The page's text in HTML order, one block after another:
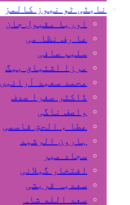
نایٹی ٹو نیوز کالمز
اوریا مقبول جان
عا رف نظا می
سلیم صافی
مرزا اشتیاق بیگ
محمد سعید آرائیں
ڈاکٹر صغرا صدف
واصف ناگی
عطا ء الحق قاسمی
ہارون الرشید
سجاد میر
افتخار گیلانی
سعدیہ قریشی
سعد الله شاہ